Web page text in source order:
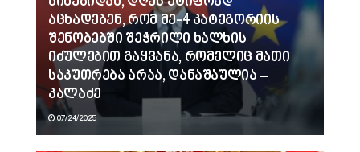
აცხადებენ, რომ მე-4 კატეგორიის
შენობებში შეჭრილი ხალხის
იძულებით გაყვანა, რომელიც მათი
საკუთრება არაა, დანაშაულია –
კალაძე
07/24/2025